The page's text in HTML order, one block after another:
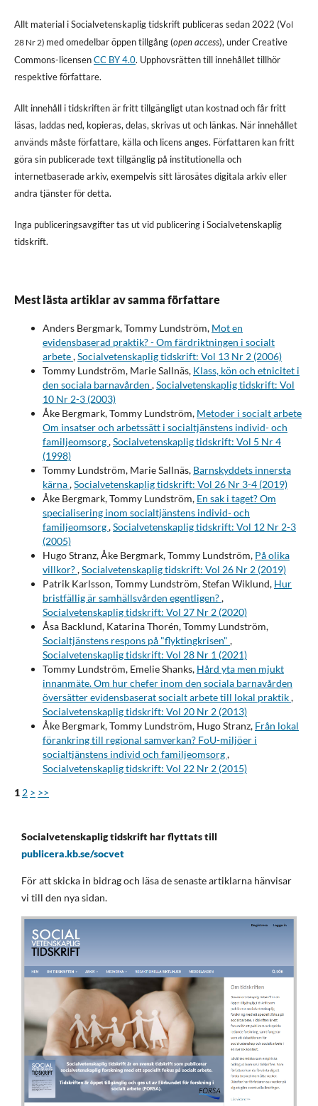
Allt material i Socialvetenskaplig tidskrift publiceras sedan 2022 (Vol
28 Nr 2) med omedelbar öppen tillgång (open access), under Creative
Commons-licensenCC BY 4.0. Upphovsrätten till innehållet tillhör
respektive författare.
Allt innehåll i tidskriften är fritt tillgängligt utan kostnad och får fritt
läsas, laddas ned, kopieras, delas, skrivas ut och länkas. När innehållet
används måste författare, källa och licens anges. Författaren kan fritt
göra sin publicerade text tillgänglig på institutionella och
internetbaserade arkiv, exempelvis sitt lärosätes digitala arkiv eller
andra tjänster för detta.
Inga publiceringsavgifter tas ut vid publicering i Socialvetenskaplig
tidskrift.
Mest lästa artiklar av samma författare
Anders Bergmark, Tommy Lundström, Mot en
evidensbaserad praktik? - Om färdriktningen i socialt
arbete,Socialvetenskaplig tidskrift: Vol 13 Nr 2 (2006)
Tommy Lundström, Marie Sallnäs, Klass, kön och etnicitet i
den sociala barnavården ,Socialvetenskaplig tidskrift: Vol
10 Nr 2-3 (2003)
Åke Bergmark, Tommy Lundström, Metoder i socialt arbete
Om insatser och arbetssätt i socialtjänstens individ- och
familjeomsorg,Socialvetenskaplig tidskrift: Vol 5 Nr 4
(1998)
Tommy Lundström, Marie Sallnäs, Barnskyddets innersta
kärna,Socialvetenskaplig tidskrift: Vol 26 Nr 3-4 (2019)
Åke Bergmark, Tommy Lundström, En sak i taget? Om
specialisering inom socialtjänstens individ- och
familjeomsorg,Socialvetenskaplig tidskrift: Vol 12 Nr 2-3
(2005)
Hugo Stranz, Åke Bergmark, Tommy Lundström, På olika
villkor?,Socialvetenskaplig tidskrift: Vol 26 Nr 2 (2019)
Patrik Karlsson, Tommy Lundström, Stefan Wiklund, Hur
bristfällig är samhällsvården egentligen?,
Socialvetenskaplig tidskrift: Vol 27 Nr 2 (2020)
Åsa Backlund, Katarina Thorén, Tommy Lundström,
Socialtjänstens respons på "flyktingkrisen" ,
Socialvetenskaplig tidskrift: Vol 28 Nr 1 (2021)
Tommy Lundström, Emelie Shanks, Hård yta men mjukt
innanmäte. Om hur chefer inom den sociala barnavården
översätter evidensbaserat socialt arbete till lokal praktik,
Socialvetenskaplig tidskrift: Vol 20 Nr 2 (2013)
Åke Bergmark, Tommy Lundström, Hugo Stranz, Från lokal
förankring till regional samverkan? FoU­-miljöer i
socialtjänstens individ­ och familjeomsorg,
Socialvetenskaplig tidskrift: Vol 22 Nr 2 (2015)
1 2 > >>
Socialvetenskaplig tidskrift har flyttats till
publicera.kb.se/socvet
För att skicka in bidrag och läsa de senaste artiklarna hänvisar
vi till den nya sidan.